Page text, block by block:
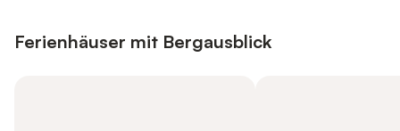
Ferienhäuser mit Bergausblick